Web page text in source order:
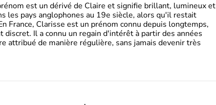
est un dérivé de Claire et signifie brillant, lumineux et
les pays anglophones au 19e siècle, alors qu'il restait
France, Clarisse est un prénom connu depuis longtemps,
Il a connu un regain d'intérêt à partir des années
attribué de manière régulière, sans jamais devenir très